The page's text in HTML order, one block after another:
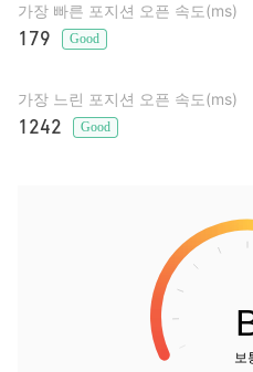
가장 빠른 포지션 오픈 속도(ms)
179 Good
가장 느린 포지션 오픈 속도(ms)
1242 Good